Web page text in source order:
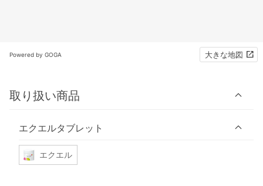
Powered by GOGA 大きな地図
取り扱い商品
エクエルタブレット
エクエル